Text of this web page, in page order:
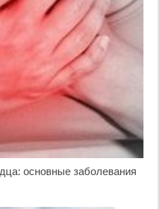
основные заболевания